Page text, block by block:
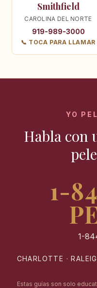
Smithfield
CAROLINA DEL NORTE
919-989-3000
📞 TOCA PARA LLAMAR
YO
Habla con
1-
1-
CHARLOTTE ·
Estas guías son solo